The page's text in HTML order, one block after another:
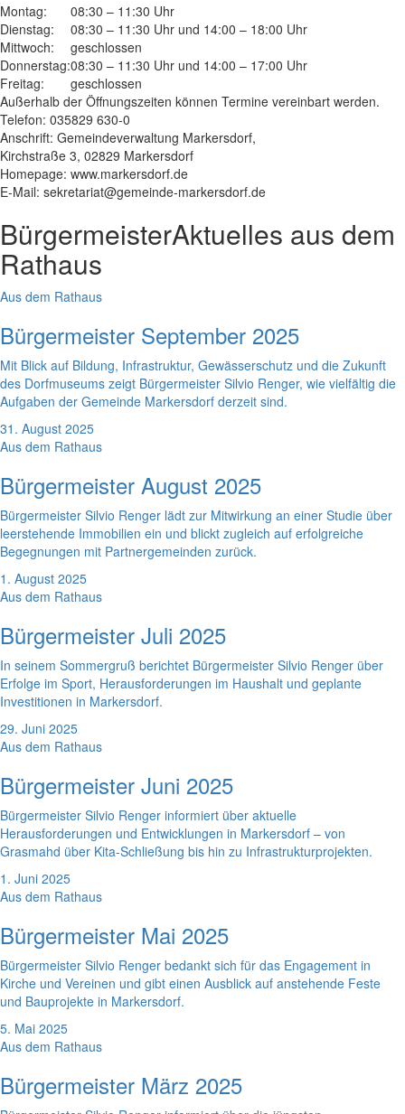
Montag:
08:30 – 11:30 Uhr
Dienstag:
08:30 – 11:30 Uhr und 14:00 – 18:00 Uhr
Mittwoch:
geschlossen
Donnerstag:08:30 – 11:30 Uhr und 14:00 – 17:00 Uhr
Freitag:
geschlossen
Außerhalb der Öffnungszeiten können Termine vereinbart werden.
Telefon: 035829 630-0
Anschrift: Gemeindeverwaltung Markersdorf,
Kirchstraße 3, 02829 Markersdorf
Homepage: www.markersdorf.de
E-Mail: sekretariat@gemeinde-markersdorf.de
BürgermeisterAktuelles aus dem
Rathaus
Aus dem Rathaus
Bürgermeister September 2025
Mit Blick auf Bildung, Infrastruktur, Gewässerschutz und die Zukunft
des Dorfmuseums zeigt Bürgermeister Silvio Renger, wie vielfältig die
Aufgaben der Gemeinde Markersdorf derzeit sind.
31. August 2025
Aus dem Rathaus
Bürgermeister August 2025
Bürgermeister Silvio Renger lädt zur Mitwirkung an einer Studie über
leerstehende Immobilien ein und blickt zugleich auf erfolgreiche
Begegnungen mit Partnergemeinden zurück.
1. August 2025
Aus dem Rathaus
Bürgermeister Juli 2025
In seinem Sommergruß berichtet Bürgermeister Silvio Renger über
Erfolge im Sport, Herausforderungen im Haushalt und geplante
Investitionen in Markersdorf.
29. Juni 2025
Aus dem Rathaus
Bürgermeister Juni 2025
Bürgermeister Silvio Renger informiert über aktuelle
Herausforderungen und Entwicklungen in Markersdorf – von
Grasmahd über Kita-Schließung bis hin zu Infrastrukturprojekten.
1. Juni 2025
Aus dem Rathaus
Bürgermeister Mai 2025
Bürgermeister Silvio Renger bedankt sich für das Engagement in
Kirche und Vereinen und gibt einen Ausblick auf anstehende Feste
und Bauprojekte in Markersdorf.
5. Mai 2025
Aus dem Rathaus
Bürgermeister März 2025